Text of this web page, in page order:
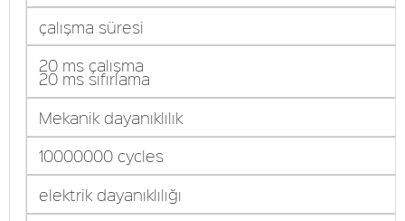
çalışma süresi
20 ms çalışma
20 ms sıfırlama
Mekanik dayanıklılık
10000000 cycles
elektrik dayanıklılığı